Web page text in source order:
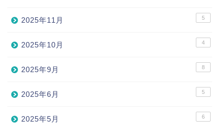
2025年11月 5
2025年10月 4
2025年9月 8
2025年6月 5
2025年5月 6